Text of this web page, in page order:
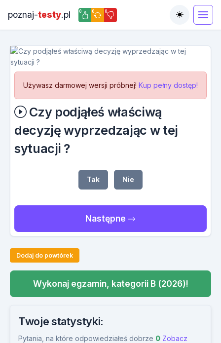
poznaj-testy.pl 0 0 0
Toggle
Używasz darmowej wersji próbnej! Kup pełny dostęp!
Czy podjąłeś właściwą
decyzję wyprzedzając w tej
sytuacji ?
Tak Nie
Następne
Dodaj do powtórek
Wykonaj egzamin, kategorii B (2026)!
Twoje statystyki:
Pytania, na które odpowiedziałeś dobrze 0 Zobacz